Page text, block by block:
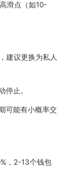
滑点（如10-
建议更换为私人
停止。
可能有小概率交
，2-13个钱包